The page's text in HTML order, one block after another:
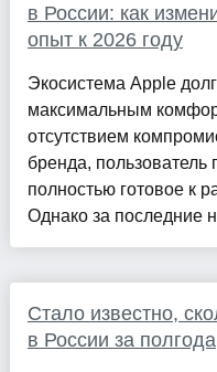
в России: как
опыт к 2026 году
Экосистема Apple
максимальным
отсутствием
бренда, пользователь
полностью готовое к
Однако за последние
Стало известно,
в России за полгода